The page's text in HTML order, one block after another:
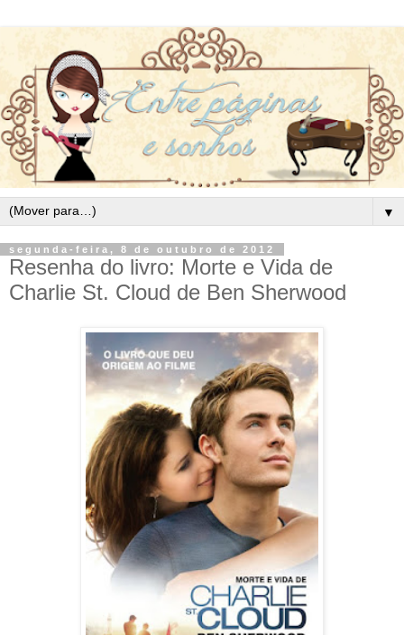
▼
segunda-feira, 8 de outubro de 2012
Resenha do livro: Morte e Vida de
Charlie St. Cloud de Ben Sherwood